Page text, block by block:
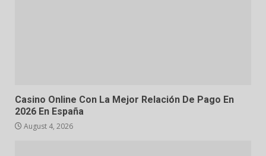
Casino Online Con La Mejor Relación De Pago En
2026 En España
August 4, 2026